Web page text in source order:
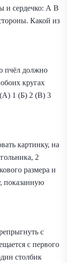
и сердечко: А В
Какой из
пчёл должно
кругах
(А) 1 (Б) 2 (В) 3
картинку, на
2
размера и
показанную
с
с первого
столбик